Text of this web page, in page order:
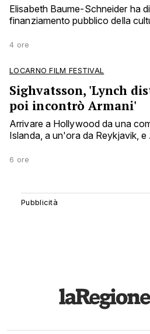
Elisabeth Baume-Schneider ha
finanziamento pubblico della
4 ore
LOCARNO FILM FESTIVAL
Sighvatsson, 'Lynch
poi incontrò Armani'
Arrivare a Hollywood da una
Islanda, a un'ora da Reykjavik, e
6 ore